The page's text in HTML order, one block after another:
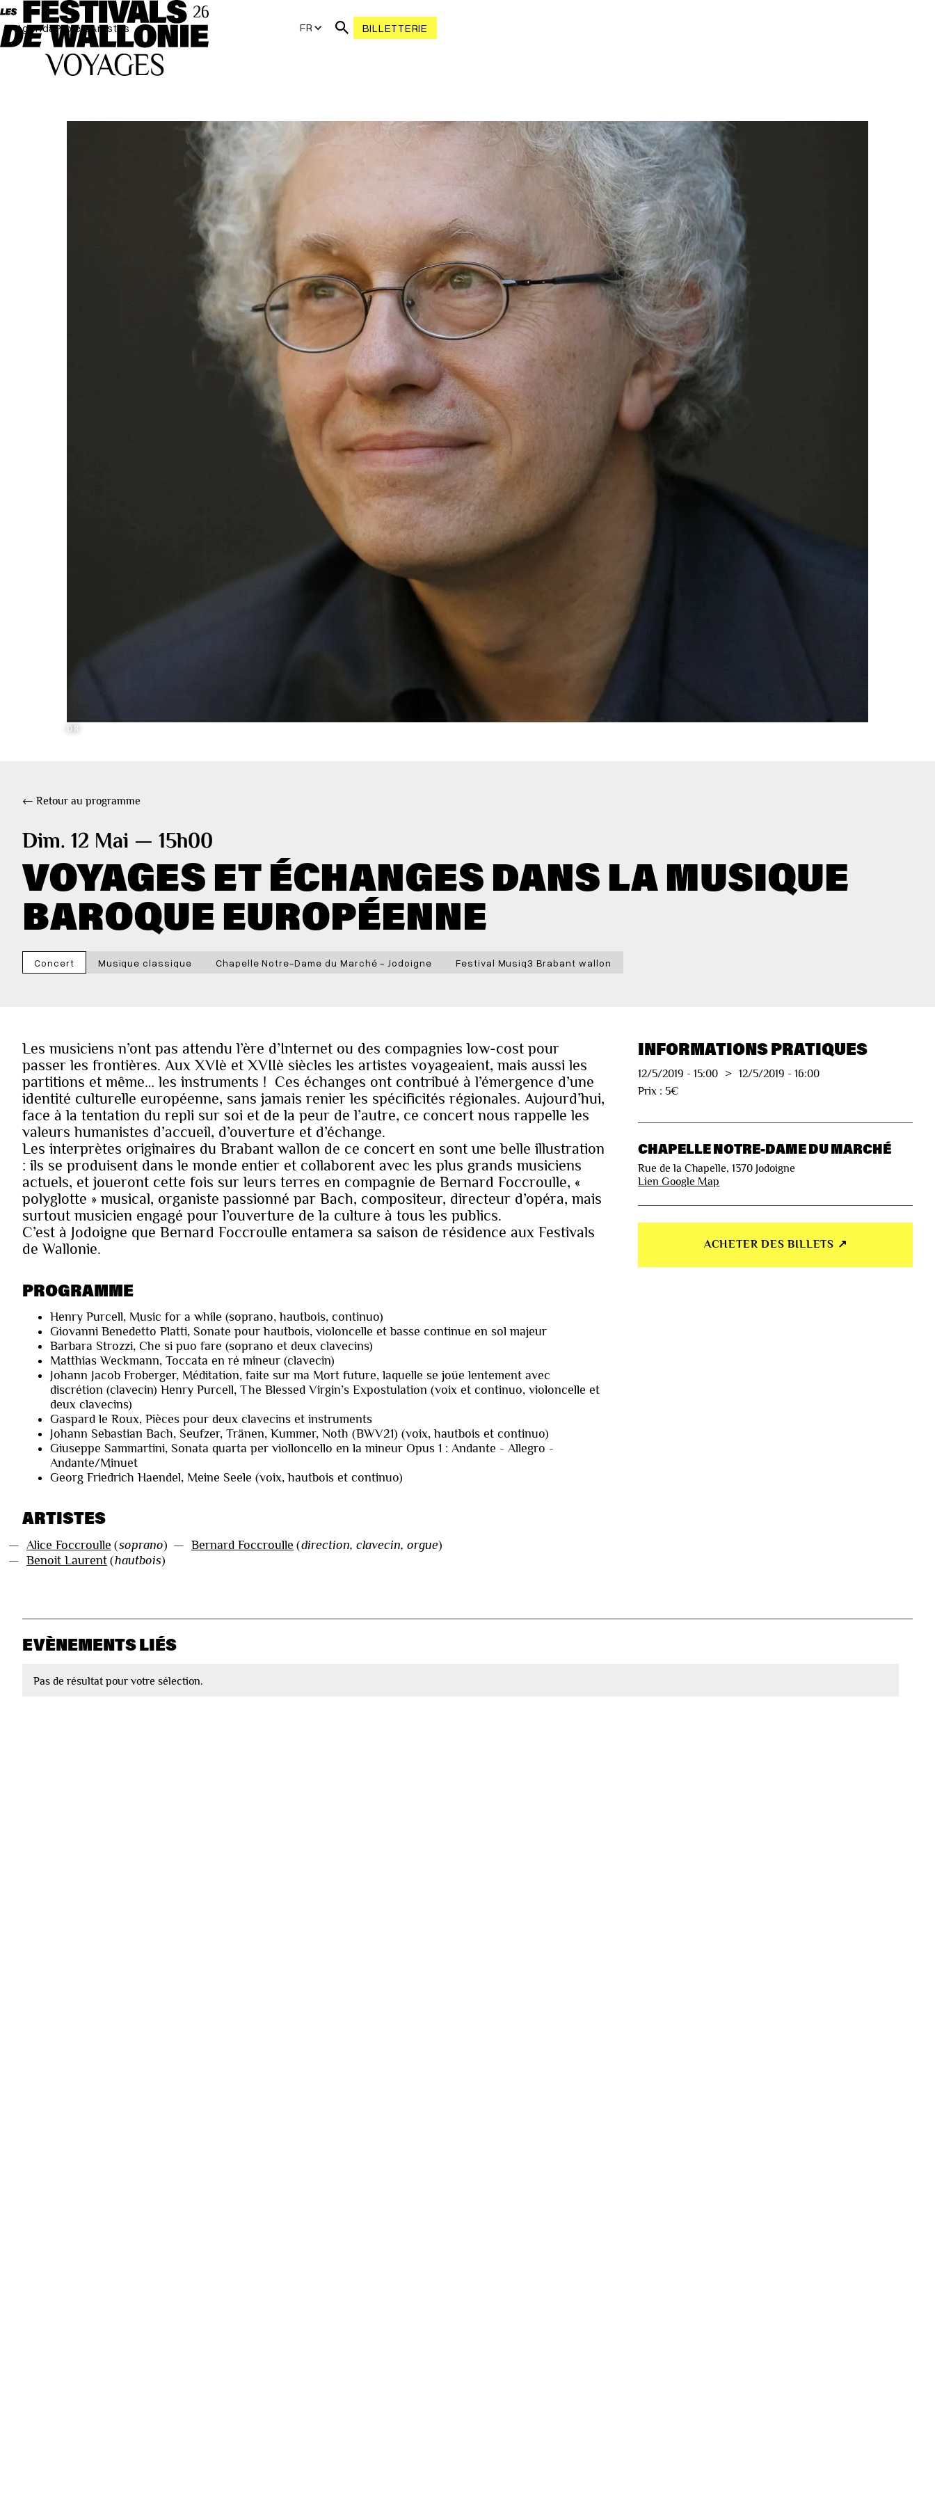
AgendaProjetsArtistes FR BILLETTERIE
DR
← Retour au programme
Dim. 12 Mai — 15h00
VOYAGES ET ÉCHANGES DANS LA MUSIQUE
BAROQUE EUROPÉENNE
Concert Musique classique Chapelle Notre-Dame du Marché - Jodoigne Festival Musiq3 Brabant wallon
Les musiciens n’ont pas attendu l’ère d’Internet ou des compagnies low-cost pour
passer les frontières. Aux XVIè et XVIIè siècles les artistes voyageaient, mais aussi les
partitions et même… les instruments ! Ces échanges ont contribué à l’émergence d’une
identité culturelle européenne, sans jamais renier les spécificités régionales. Aujourd’hui,
face à la tentation du repli sur soi et de la peur de l’autre, ce concert nous rappelle les
valeurs humanistes d’accueil, d’ouverture et d’échange.
Les interprètes originaires du Brabant wallon de ce concert en sont une belle illustration
: ils se produisent dans le monde entier et collaborent avec les plus grands musiciens
actuels, et joueront cette fois sur leurs terres en compagnie de Bernard Foccroulle, «
polyglotte » musical, organiste passionné par Bach, compositeur, directeur d’opéra, mais
surtout musicien engagé pour l’ouverture de la culture à tous les publics.
C’est à Jodoigne que Bernard Foccroulle entamera sa saison de résidence aux Festivals
de Wallonie.
PROGRAMME
Henry Purcell, Music for a while (soprano, hautbois, continuo)
Giovanni Benedetto Platti, Sonate pour hautbois, violoncelle et basse continue en sol majeur
Barbara Strozzi, Che si puo fare (soprano et deux clavecins)
Matthias Weckmann, Toccata en ré mineur (clavecin)
Johann Jacob Froberger, Méditation, faite sur ma Mort future, laquelle se joüe lentement avec
discrétion (clavecin) Henry Purcell, The Blessed Virgin’s Expostulation (voix et continuo, violoncelle et
deux clavecins)
Gaspard le Roux, Pièces pour deux clavecins et instruments
Johann Sebastian Bach, Seufzer, Tränen, Kummer, Noth (BWV21) (voix, hautbois et continuo)
Giuseppe Sammartini, Sonata quarta per violloncello en la mineur Opus 1 : Andante - Allegro -
Andante/Minuet
Georg Friedrich Haendel, Meine Seele (voix, hautbois et continuo)
ARTISTES
— Alice Foccroulle (soprano) — Bernard Foccroulle (direction, clavecin, orgue)
— Benoit Laurent (hautbois)
INFORMATIONS PRATIQUES
12/5/2019 -15:00 > 12/5/2019 -16:00
Prix : 5€
CHAPELLE NOTRE-DAME DU MARCHÉ
Rue de la Chapelle, 1370 Jodoigne
Lien Google Map
ACHETER DES BILLETS ↗︎
EVÈNEMENTS LIÉS
Pas de résultat pour votre sélection.